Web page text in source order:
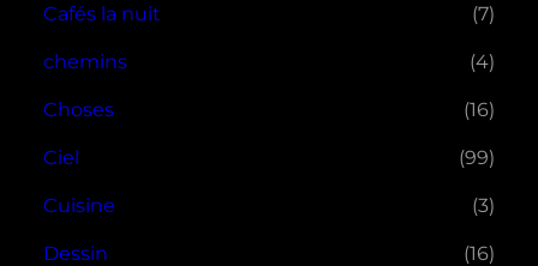
Cafés la nuit (7)
chemins (4)
Choses (16)
Ciel (99)
Cuisine (3)
Dessin (16)